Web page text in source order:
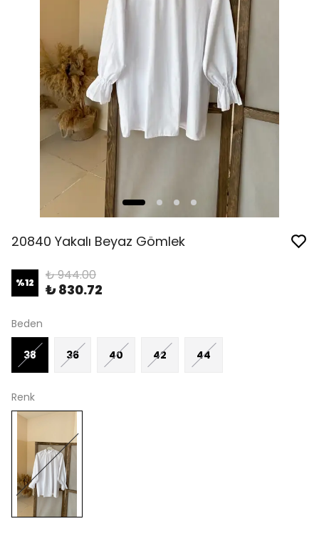
20840 Yakalı Beyaz Gömlek
%12 ₺ 944.00
₺ 830.72
Beden
38 36 40 42 44
Renk